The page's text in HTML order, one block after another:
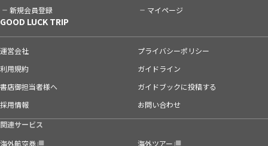
新規会員登録 マイページ
GOOD LUCK TRIP
運営会社
プライバシーポリシー
利用規約
ガイドライン
書店御担当者様へ
ガイドブックに投稿する
採用情報
お問い合わせ
関連サービス
海外航空券
海外ツアー